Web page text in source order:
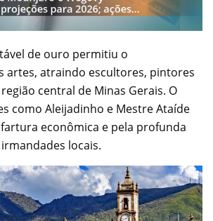
de ouro permitiu o
artes, atraindo escultores, pintores
central de Minas Gerais. O
como Aleijadinho e Mestre Ataíde
econômica e pela profunda
locais.